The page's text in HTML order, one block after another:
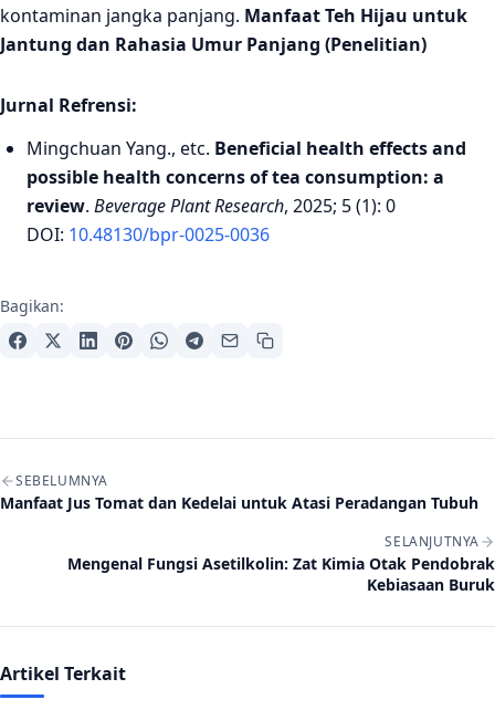
kontaminan jangka panjang. Manfaat Teh Hijau untuk
Jantung dan Rahasia Umur Panjang (Penelitian)
Jurnal Refrensi:
Mingchuan Yang., etc. Beneficial health effects and
possible health concerns of tea consumption: a
review. Beverage Plant Research, 2025; 5 (1): 0
DOI: 10.48130/bpr-0025-0036
Bagikan:
Navigasi artikel
SEBELUMNYA
Manfaat Jus Tomat dan Kedelai untuk Atasi Peradangan Tubuh
SELANJUTNYA
Mengenal Fungsi Asetilkolin: Zat Kimia Otak Pendobrak
Kebiasaan Buruk
Artikel Terkait